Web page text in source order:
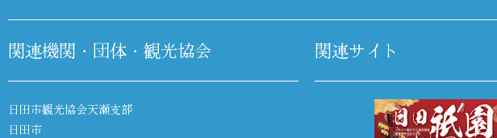
関連機関・団体・観光協会
日田市観光協会天瀬支部
日田市
関連サイト